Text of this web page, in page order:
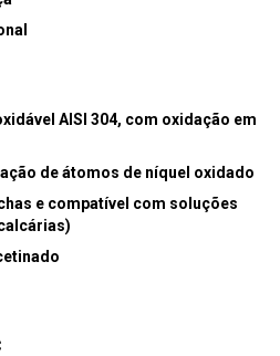
AISI 304, com oxidação em
de átomos de níquel oxidado
e compatível com soluções